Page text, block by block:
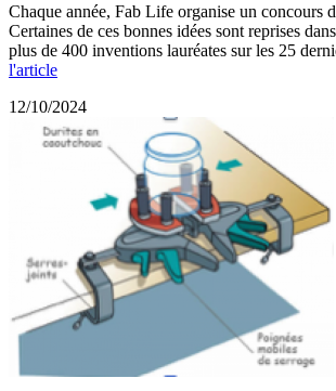
Chaque année, Fab Life organise un concours
Certaines de ces bonnes idées sont reprises
plus de 400 inventions lauréates sur les 25
l'article
12/10/2024